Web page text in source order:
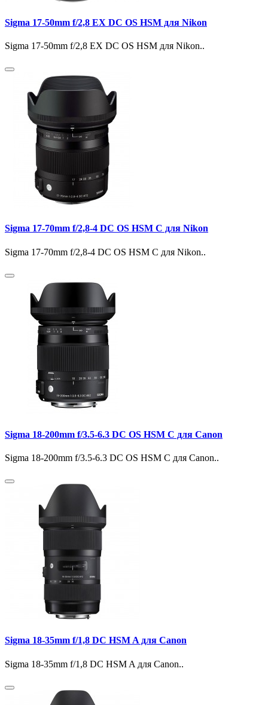
Sigma 17-50mm f/2,8 EX DC OS HSM для Nikon
Sigma 17-50mm f/2,8 EX DC OS HSM для Nikon..
Sigma 17-70mm f/2,8-4 DC OS HSM C для Nikon
Sigma 17-70mm f/2,8-4 DC OS HSM C для Nikon..
Sigma 18-200mm f/3.5-6.3 DC OS HSM С для Canon
Sigma 18-200mm f/3.5-6.3 DC OS HSM С для Canon..
Sigma 18-35mm f/1,8 DC HSM A для Canon
Sigma 18-35mm f/1,8 DC HSM A для Canon..